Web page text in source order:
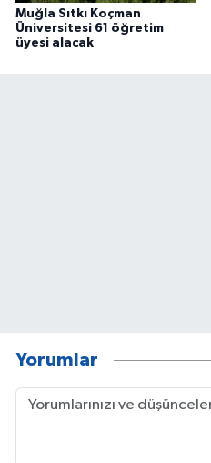
Muğla Sıtkı Koçman
Üniversitesi 61 öğretim
üyesi alacak
Yorumlar